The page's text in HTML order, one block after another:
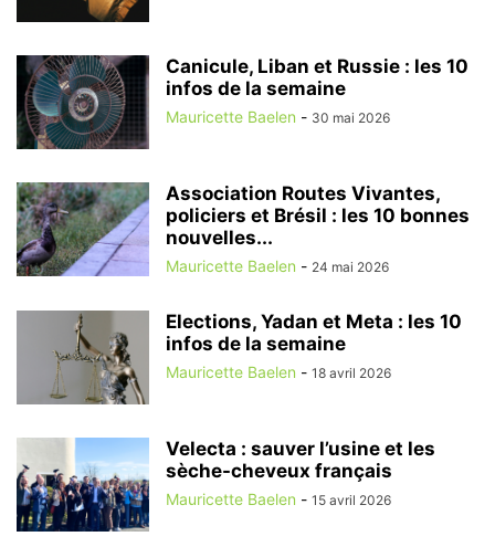
Canicule, Liban et Russie : les 10
infos de la semaine
Mauricette Baelen - 30 mai 2026
Association Routes Vivantes,
policiers et Brésil : les 10 bonnes
nouvelles...
Mauricette Baelen - 24 mai 2026
Elections, Yadan et Meta : les 10
infos de la semaine
Mauricette Baelen - 18 avril 2026
Velecta : sauver l’usine et les
sèche-cheveux français
Mauricette Baelen - 15 avril 2026